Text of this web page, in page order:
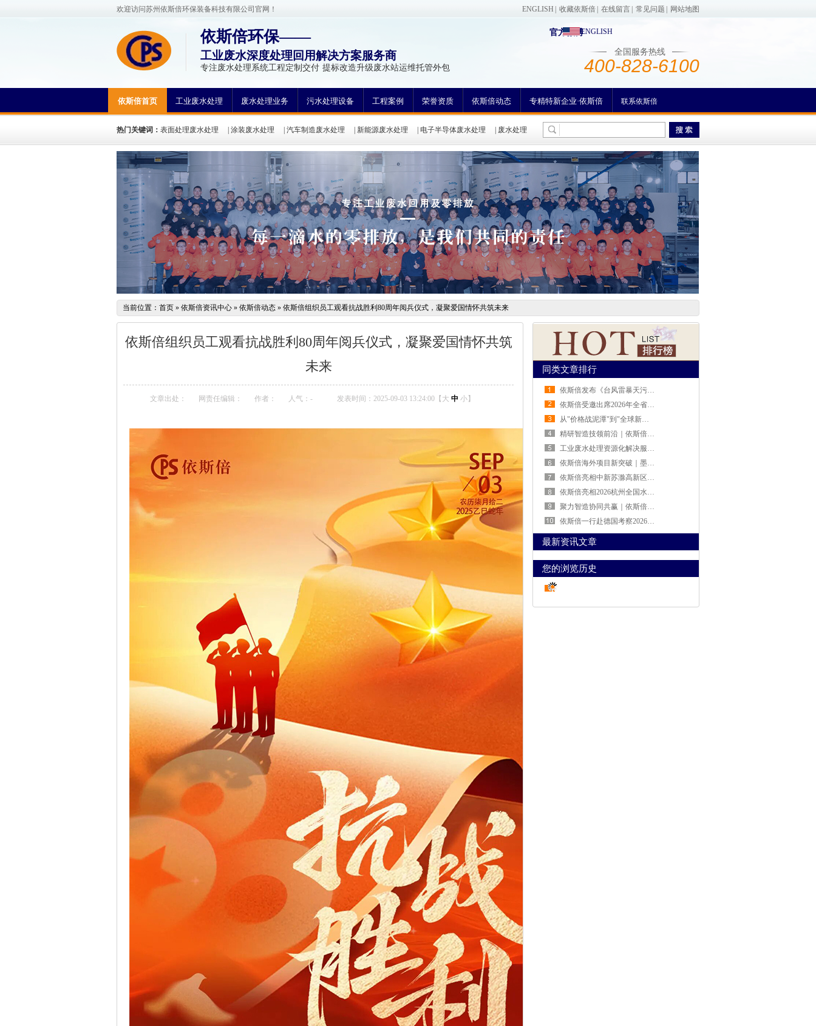
欢迎访问苏州依斯倍环保装备科技有限公司官网！ ENGLISH 收藏依斯倍 在线留言 常见问题 网站地图
依斯倍环保——
工业废水深度处理回用解决方案服务商
专注废水处理系统工程定制交付 提标改造升级废水站运维托管外包
ENGLISH
官方微博
全国服务热线
400-828-6100
依斯倍首页 工业废水处理 废水处理业务 污水处理设备 工程案例 荣誉资质 依斯倍动态 专精特新企业·依斯倍 联系依斯倍
热门关键词： 表面处理废水处理 涂装废水处理 汽车制造废水处理 新能源废水处理 电子半导体废水处理 废水处理
方法 |废水处理工程案例
当前位置： 首页 » 依斯倍资讯中心 » 依斯倍动态 » 依斯倍组织员工观看抗战胜利80周年阅兵仪式，凝聚爱国情怀共筑未来
依斯倍组织员工观看抗战胜利80周年阅兵仪式，凝聚爱国情怀共筑
未来
文章出处： 网责任编辑： 作者： 人气： - 发表时间：2025-09-03 13:24:00【 大 中 小】
同类文章排行
依斯倍发布《台风雷暴天污水站运维防护指南》 助力工业企业安全度汛
依斯倍受邀出席2026年全省制造业中试平台相关工作宣贯活动
从"价格战泥潭"到"全球新蓝海"：依斯倍的废水处理出海破局之路
精研智造技领前沿｜依斯倍走进马尔精密量仪，共探高端制造绿色发展新路径
工业废水处理资源化解决服务商依斯倍公司介绍
依斯倍海外项目新突破｜墨西哥汽车零部件涂装废水处理系统全面达标投运
依斯倍亮相中新苏滁高新区绿色化与智能化升级改造对接会 工业水资源化智慧方案赋能产业绿色转型
依斯倍亮相2026杭州全国水科技大会，TMF-RO双膜零排新装备荣膺中华环保联合会科学技术奖
聚力智造协同共赢｜依斯倍走进追觅科技，与MOVA生态链企业完成战略签约
依斯倍一行赴德国考察2026慕尼黑国际环博会(IFAT Munich)深度布局全球废水资源化技术前沿
最新资讯文章
您的浏览历史